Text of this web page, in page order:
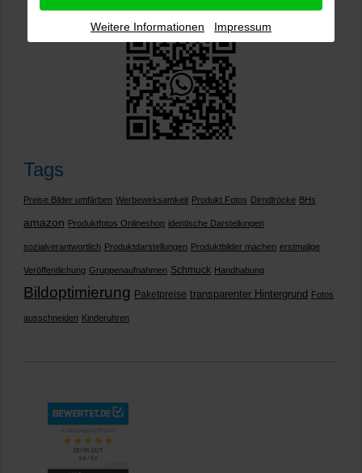
Tags
Preise Bilder umfärben Werbewirksamkeit Produkt Fotos Dirndlröcke BHs
amazon Produktfotos Onlineshop identische Darstellungen
sozialverantwortlich Produktdarstellungen Produktbilder machen erstmalige
Veröffentlichung Gruppenaufnahmen Schmuck Handhabung
Bildoptimierung Paketpreise transparenter Hintergrund Fotos
ausschneiden Kinderuhren
Weitere Informationen Impressum